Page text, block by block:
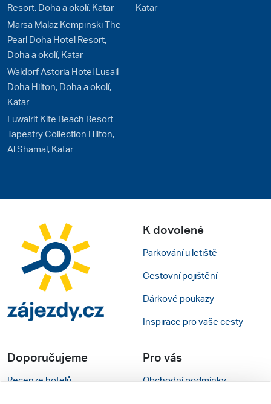
Resort, Doha a okolí, Katar
Marsa Malaz Kempinski The
Pearl Doha Hotel Resort,
Doha a okolí, Katar
Waldorf Astoria Hotel Lusail
Doha Hilton, Doha a okolí,
Katar
Fuwairit Kite Beach Resort
Tapestry Collection Hilton,
Al Shamal, Katar
Katar
K dovolené
Parkování u letiště
Cestovní pojištění
Dárkové poukazy
Inspirace pro vaše cesty
Doporučujeme
Recenze hotelů
Pro vás
Obchodní podmínky